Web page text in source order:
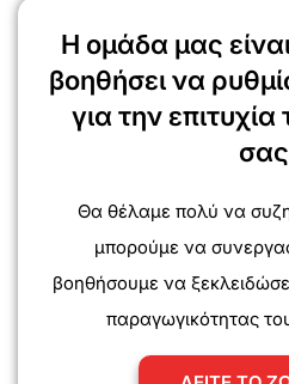
Η ομάδα μας
βοηθήσει να
για την
Θα θέλαμε πολύ να
μπορούμε να
βοηθήσουμε να
παραγωγικότητας